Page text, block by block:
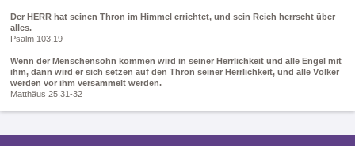
Der HERR hat seinen Thron im Himmel errichtet, und sein Reich herrscht über
alles.
Psalm 103,19
Wenn der Menschensohn kommen wird in seiner Herrlichkeit und alle Engel mit
ihm, dann wird er sich setzen auf den Thron seiner Herrlichkeit, und alle Völker
werden vor ihm versammelt werden.
Matthäus 25,31-32